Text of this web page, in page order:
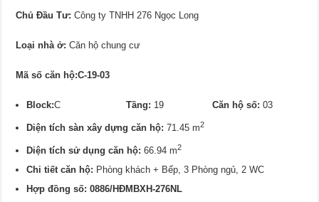
Chủ Đầu Tư: Công ty TNHH 276 Ngọc Long
Loại nhà ở: Căn hộ chung cư
Mã số căn hộ:C-19-03
Block:CTầng: 19Căn hộ số: 03
Diện tích sàn xây dựng căn hộ:71.45 m2
Diện tích sử dụng căn hộ: 66.94 m2
Chi tiết căn hộ: Phòng khách + Bếp, 3 Phòng ngủ, 2 WC
Hợp đồng số: 0886/HĐMBXH-276NL